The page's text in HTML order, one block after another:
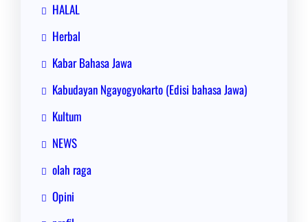
HALAL
Herbal
Kabar Bahasa Jawa
Kabudayan Ngayogyokarto (Edisi bahasa Jawa)
Kultum
NEWS
olah raga
Opini